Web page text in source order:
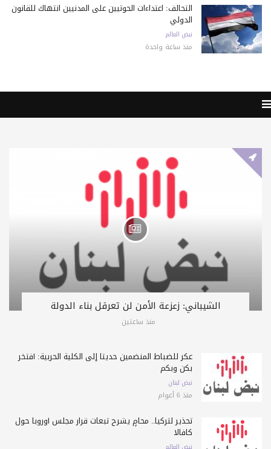
التحالف: اعتداءات الحوثيين على المدنيين انتهاك للقانون
الدولي
نبض العالم
منذ ساعة واحدة
الشيباني: زعزعة الأمن لن تعرقل بناء الدولة
منذ ساعتين
عكر للضباط المنضمين حديثاً إلى الكلية الحربية: أفتخر
بكن وبكم
نبض لبنان
منذ 6 أعوام
تحذير لتركيا.. محامٍ يشرح تبعات قرار مجلس أوروبا حول
كافالا